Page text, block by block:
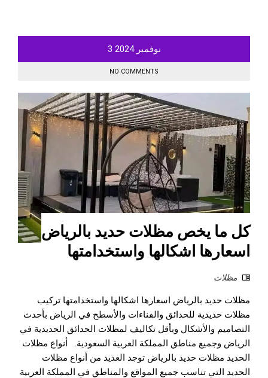
نوفمبر 3 2024
NO COMMENTS
كل ما يخص مظلات حديد بالرياض
اسعارها اشكالها واستخدامتها
مظلات
مظلات حديد بالرياض اسعارها اشكالها واستخدامتها تركيب
مظلات حديدية للحدائق والفناءات والأسطح في الرياض بأحدث
التصاميم والأشكال وبأقل تكاليف لمظلات الحدائق الحديدية في
الرياض وجميع مناطق المملكة العربية السعودية. أنواع مظلات
الحديد مظلات حديد بالرياض توجد العديد من أنواع مظلات
الحديد التي تناسب جميع المواقع والمناطق في المملكة العربية